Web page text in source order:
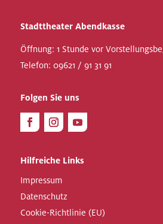
Stadttheater Abendkasse
Öffnung: 1 Stunde vor
Telefon: 09621 / 91 31 91
Folgen Sie uns
Hilfreiche Links
Impressum
Datenschutz
Cookie-Richtlinie (EU)